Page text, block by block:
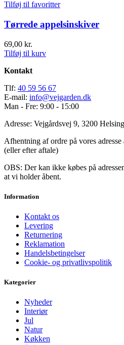
Tilføj til favoritter
Tørrede appelsinskiver
69,00 kr.
Tilføj til kurv
Kontakt
Tlf: 40 59 56 67
E-mail: info@vejgarden.dk
Man - Fre: 9:00 - 15:00
Adresse: Vejgårdsvej 9, 3200
Afhentning af ordre på vores
(eller efter aftale)
OBS: Der kan ikke købes på
at vi holder åbent.
Information
Kontakt os
Levering
Returnering
Reklamation
Handelsbetingelser
Cookie- og privatlivspolitik
Kategorier
Nyheder
Interiør
Jul
Natur
Køkken